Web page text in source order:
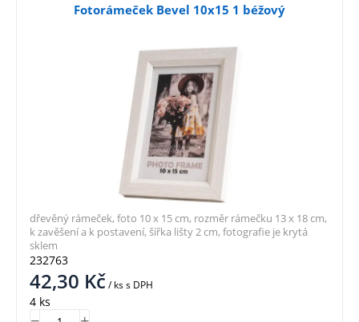
Fotorámeček Bevel 10x15 1 béžový
232763
42,30 Kč/ kss DPH
4 ks
dřevěný rámeček, foto 10 x 15 cm, rozměr rámečku 13 x 18 cm,
k zavěšení a k postavení, šířka lišty 2 cm, fotografie je krytá
sklem